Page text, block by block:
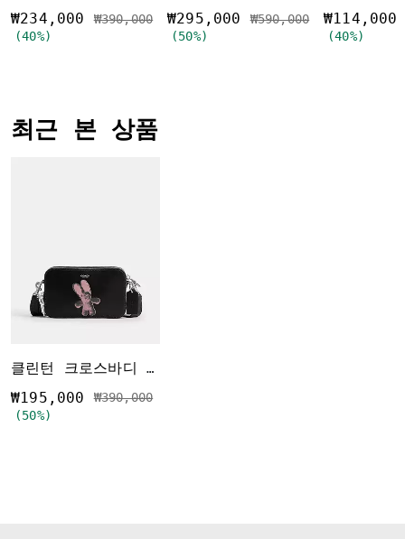
₩234,000 가격 인하 전
₩390,000인하됨
(40%)
₩295,000 가격 인하 전
₩590,000인하됨
(50%)
₩114,000
(40%)
최근 본 상품
클린턴 크로스바디 백 위드 플로피 그래픽
₩195,000 가격 인하 전
₩390,000인하됨
(50%)